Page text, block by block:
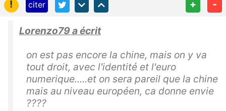
!
citer + -
Lorenzo79 a écrit
on est pas encore la chine, mais on y va
tout droit, avec l'identité et l'euro
numerique.....et on sera pareil que la chine
mais au niveau européen, ca donne envie
????